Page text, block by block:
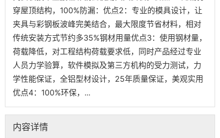
穿屋顶结构，100%防漏：优点2：专业的模具设计，让
夹具与彩钢板波峰完美结合，最大限度节省材料，相对
传统安装方式节约多35%钢材用量优点3：使用钢材量，
荷载降低，对工程结构荷载要求低，同时产品经过专业
人员力学验算，软件模拟及第三方机构的受力测试，力
学性能保证，全铝型材设计，25年质量保证，美观实用
优点4：100%环保，...
内容详情